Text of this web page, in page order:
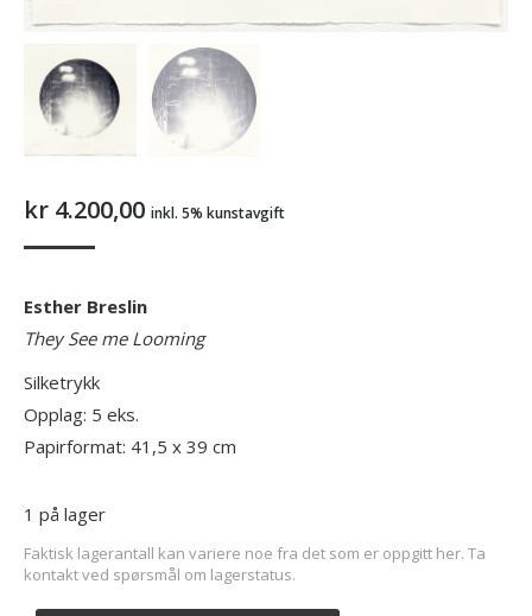
kr 4.200,00 inkl. 5% kunstavgift
Esther Breslin
They See me Looming
Silketrykk
Opplag: 5 eks.
Papirformat: 41,5 x 39 cm
1 på lager
Faktisk lagerantall kan variere noe fra det som er oppgitt her. Ta
kontakt ved spørsmål om lagerstatus.